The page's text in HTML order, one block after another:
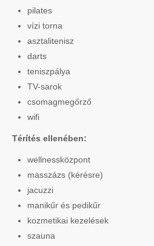
pilates
vízi torna
asztalitenisz
darts
teniszpálya
TV-sarok
csomagmegőrző
wifi
Térítés ellenében:
wellnessközpont
masszázs (kérésre)
jacuzzi
manikűr és pedikűr
kozmetikai kezelések
szauna